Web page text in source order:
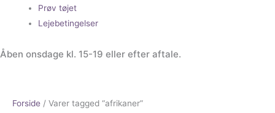
Prøv tøjet
Lejebetingelser
Åben onsdage kl. 15-19 eller efter aftale.
Forside / Varer tagged “afrikaner”